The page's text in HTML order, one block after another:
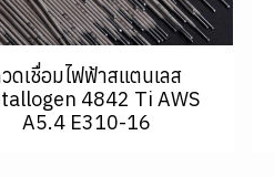
ดเชื่อมไฟฟ้าสแตนเลส
4842 Ti AWS
A5.4 E310-16